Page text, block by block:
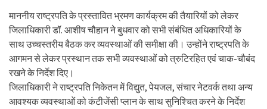
माननीय राष्ट्रपति के प्रस्तावित भ्रमण कार्यक्रम की तैयारियों को लेकर
जिलाधिकारी डॉ. आशीष चौहान ने बुधवार को सभी संबंधित अधिकारियों के
साथ उच्चस्तरीय बैठक कर व्यवस्थाओं की समीक्षा की। उन्होंने राष्ट्रपति के
आगमन से लेकर प्रस्थान तक सभी व्यवस्थाओं को त्रुटिरहित एवं चाक-चौबंद
रखने के निर्देश दिए।
जिलाधिकारी ने राष्ट्रपति निकेतन में विद्युत, पेयजल, संचार नेटवर्क तथा अन्य
आवश्यक व्यवस्थाओं को कंटीजेंसी प्लान के साथ सुनिश्चित करने के निर्देश